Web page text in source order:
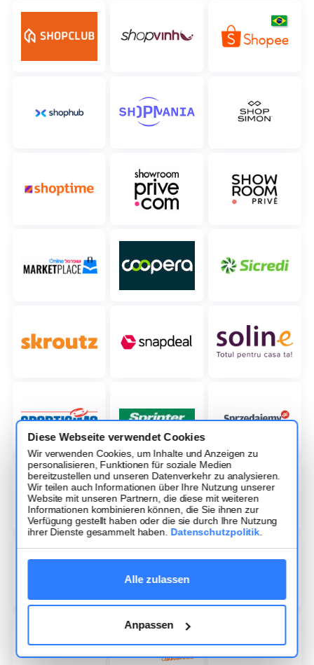
Diese Webseite verwendet Cookies
Wir verwenden Cookies, um Inhalte und Anzeigen zu
personalisieren, Funktionen für soziale Medien
bereitzustellen und unseren Datenverkehr zu analysieren.
Wir teilen auch Informationen über Ihre Nutzung unserer
Website mit unseren Partnern, die diese mit weiteren
Informationen kombinieren können, die Sie ihnen zur
Verfügung gestellt haben oder die sie durch Ihre Nutzung
ihrer Dienste gesammelt haben. Datenschutzpolitik
Alle zulassen
Anpassen